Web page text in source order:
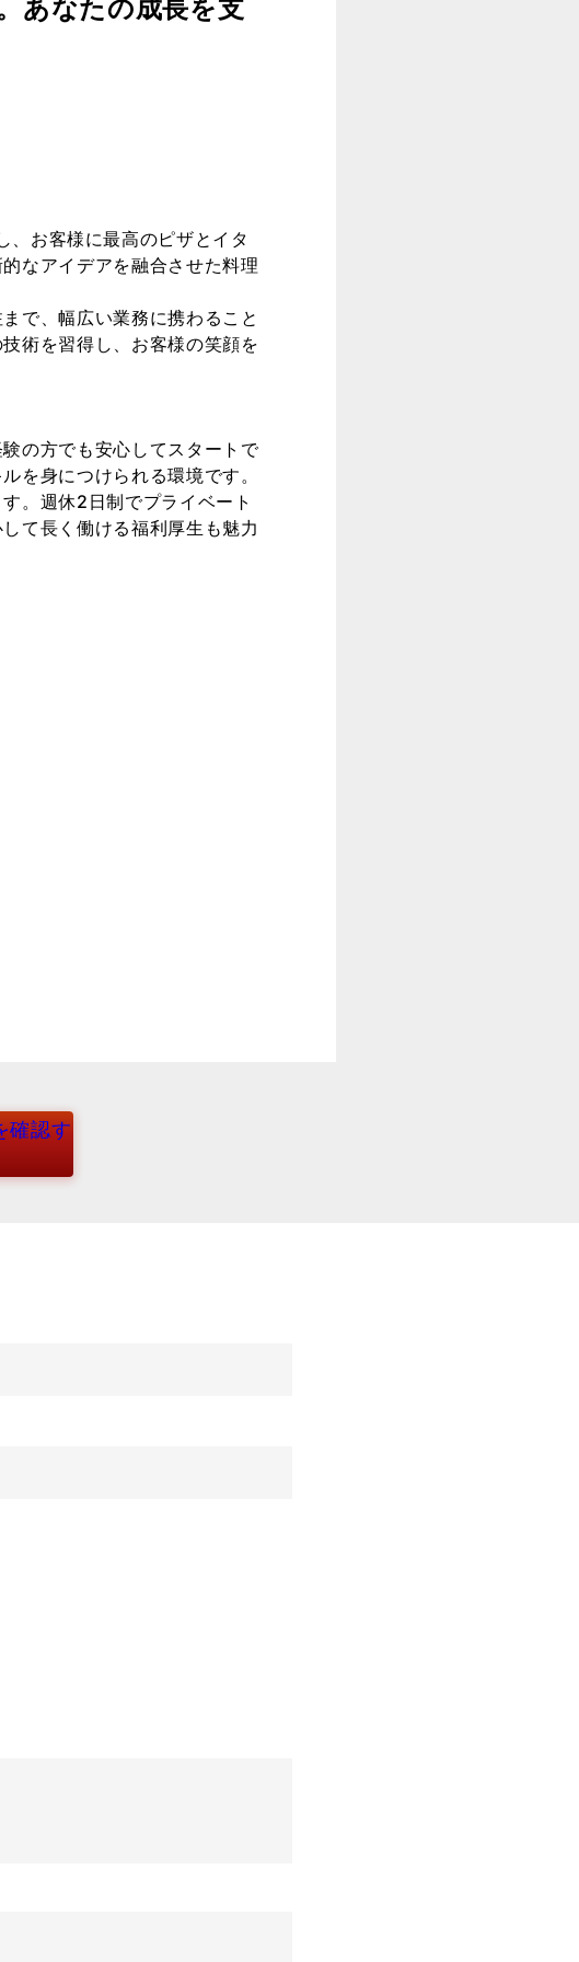
あなたの成長を支
、お客様に最高のピザとイタ
なアイデアを融合させた料理
で、幅広い業務に携わること
術を習得し、お客様の笑顔を
の方でも安心してスタートで
を身につけられる環境です。
。週休2日制でプライベート
て長く働ける福利厚生も魅力
確認す